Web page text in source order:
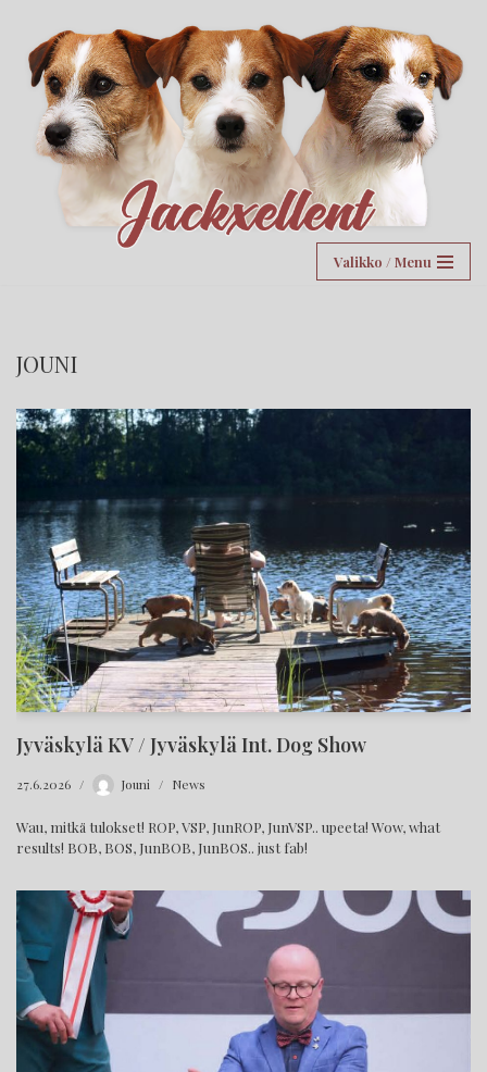
Siirry
suoraan
sisältöön
Valikko / Menu
JOUNI
Jyväskylä KV / Jyväskylä Int. Dog Show
27.6.2026 Jouni News
Wau, mitkä tulokset! ROP, VSP, JunROP, JunVSP.. upeeta! Wow, what
results! BOB, BOS, JunBOB, JunBOS.. just fab!